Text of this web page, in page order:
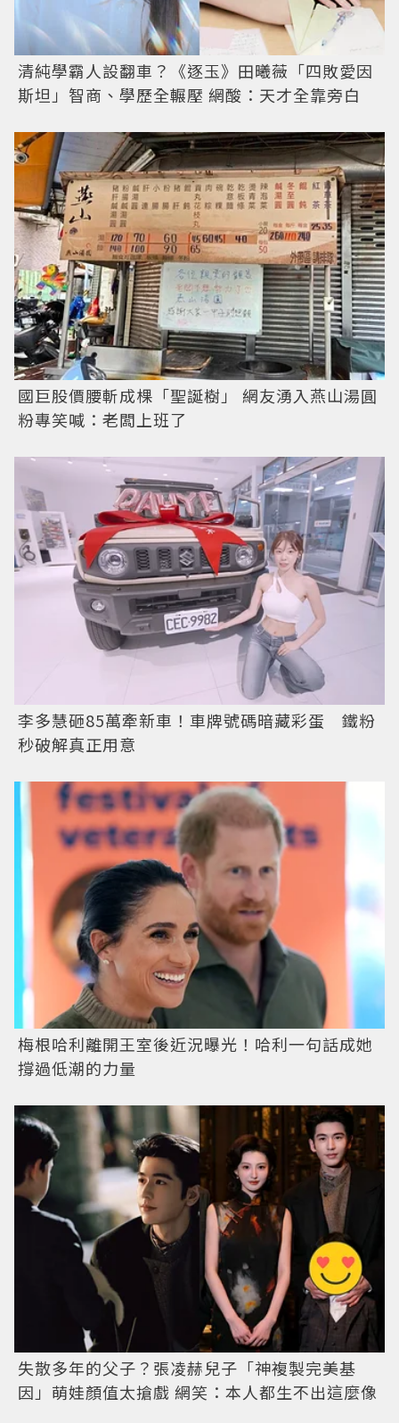
清純學霸人設翻車？《逐玉》田曦薇「四敗愛因
斯坦」智商、學歷全輾壓 網酸：天才全靠旁白
國巨股價腰斬成棵「聖誕樹」 網友湧入燕山湯圓
粉專笑喊：老闆上班了
李多慧砸85萬牽新車！車牌號碼暗藏彩蛋 鐵粉
秒破解真正用意
梅根哈利離開王室後近況曝光！哈利一句話成她
撐過低潮的力量
失散多年的父子？張凌赫兒子「神複製完美基
因」萌娃顏值太搶戲 網笑：本人都生不出這麼像